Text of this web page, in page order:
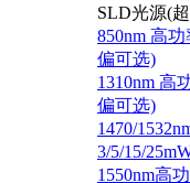
SLD光源(
850nm 高
偏可选)
1310nm 高
偏可选)
1470/
3/5/15/
1550nm高